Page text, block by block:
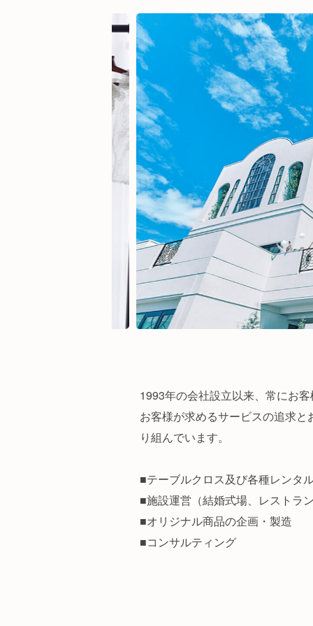
1993年の会社設立以来、常にお
お客様が求めるサービスの追求
り組んでいます。
■テーブルクロス及び各種レンタ
■施設運営（結婚式場、レストラ
■オリジナル商品の企画・製造
■コンサルティング